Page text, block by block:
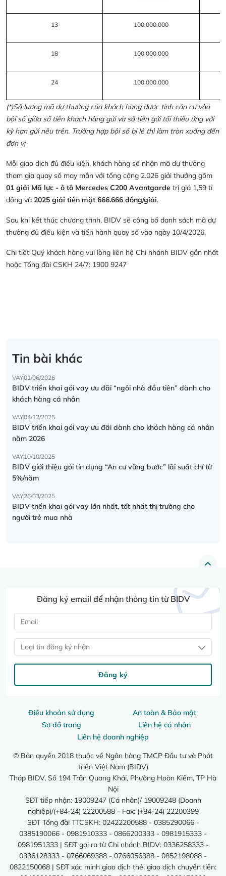
13 100.000.000
18 100.000.000
24 100.000.000
(*)Số lượng mã dự thưởng của khách hàng được tính căn cứ vào
bội số giữa số tiền khách hàng gửi và số tiền gửi tối thiểu ứng với
kỳ hạn gửi nêu trên. Trường hợp bội số bị lẻ thì làm tròn xuống đến
đơn vị
Mỗi giao dịch đủ điều kiện, khách hàng sẽ nhận mã dự thưởng
tham gia quay số may mắn với tổng cộng 2.026 giải thưởng gồm
01 giải Mã lực - ô tô Mercedes C200 Avantgarde trị giá 1,59 tỉ
đồng và 2025 giải tiền mặt 666.666 đồng/giải.
Sau khi kết thúc chương trình, BIDV sẽ công bố danh sách mã dự
thưởng đủ điều kiện và tiến hành quay số vào ngày 10/4/2026.
Chi tiết Quý khách hàng vui lòng liên hệ Chi nhánh BIDV gần nhất
hoặc Tổng đài CSKH 24/7: 1900 9247
Tin bài khác
VAY01/06/2026
BIDV triển khai gói vay ưu đãi “ngôi nhà đầu tiên” dành cho
khách hàng cá nhân
VAY04/12/2025
BIDV triển khai gói vay ưu đãi dành cho khách hàng cá nhân
năm 2026
VAY10/10/2025
BIDV giới thiệu gói tín dụng “An cư vững bước” lãi suất chỉ từ
5%/năm
VAY26/03/2025
BIDV triển khai gói vay lớn nhất, tốt nhất thị trường cho
người trẻ mua nhà
Điều khoản sử dụng
An toàn & Bảo mật
Sơ đồ trang
Liên hệ cá nhân
Liên hệ doanh nghiệp
© Bản quyền 2018 thuộc về Ngân hàng TMCP Đầu tư và Phát
triển Việt Nam (BIDV)
Tháp BIDV, Số 194 Trần Quang Khải, Phường Hoàn Kiếm, TP Hà
Nội
SĐT tiếp nhận: 19009247 (Cá nhân)/ 19009248 (Doanh
nghiệp)/(+84-24) 22200588 - Fax: (+84-24) 22200399
SĐT Tổng đài TTCSKH: 02422200588 - 0385290066 -
0385190066 - 0981910333 - 0866200333 - 0981915333 -
0981951333 | SĐT gọi ra từ Chi nhánh BIDV: 0336258333 -
0336128333 - 0766069388 - 0766056388 - 0852198088 -
0822150068 | SĐT xác minh giao dịch thẻ, giao dịch chuyển tiền:
Đăng ký email để nhận thông tin từ BIDV
Loại tin đăng ký nhận
Đăng ký